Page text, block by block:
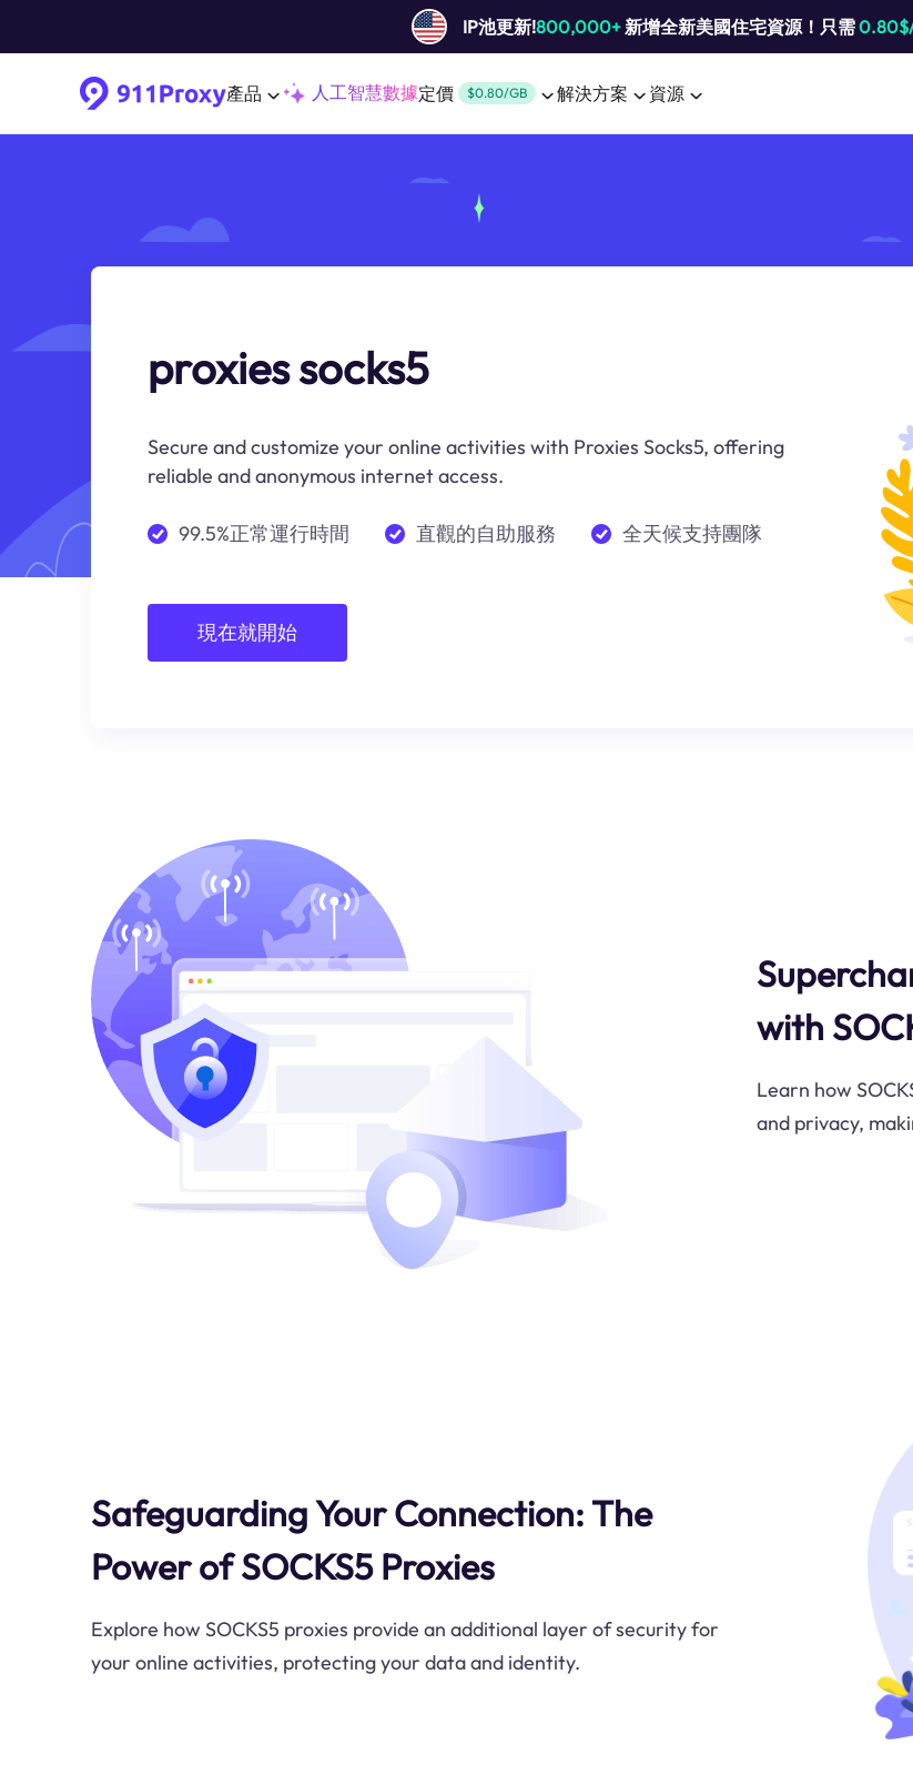
IP池更新!800,000+新增全新美國住宅資源！只需
產品 人工智慧數據定價 $0.80/GB 解決方案 資源
proxies socks5
Secure and customize your online activities with Proxies Socks5, offering
reliable and anonymous internet access.
99.5%正常運行時間 直觀的自助服務 全天候支持團隊
現在就開始
with
Learn how
and privacy,
Safeguarding Your Connection: The
Power of SOCKS5 Proxies
Explore how SOCKS5 proxies provide an additional layer of security for
your online activities, protecting your data and identity.